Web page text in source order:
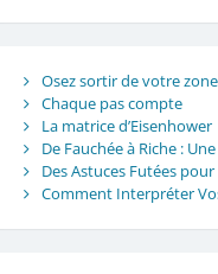
Osez sortir de votre
Chaque pas compte
La matrice d’Eisenhower
De Fauchée à Riche :
Des Astuces Futées
Comment Interpréter